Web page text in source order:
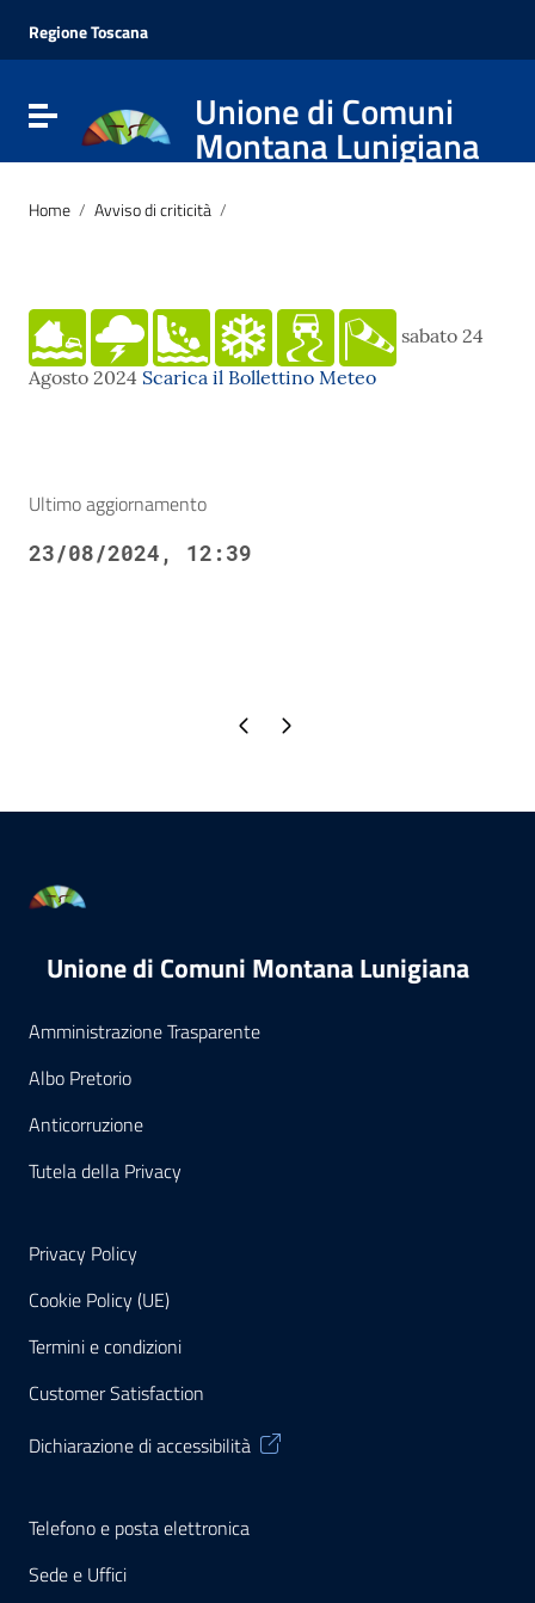
Vai al menu di navigazione
Vai al footer
Regione Toscana
Attiva / disattiva la navigazioneUnione di Comuni
Montana Lunigiana
Home / Avviso di criticità /
sabato 24
Agosto 2024 Scarica il Bollettino Meteo
Ultimo aggiornamento
23/08/2024, 12:39
Pagina precedente
Pagina successiva
Unione di Comuni Montana Lunigiana
Amministrazione Trasparente
Albo Pretorio
Anticorruzione
Tutela della Privacy
Privacy Policy
Cookie Policy (UE)
Termini e condizioni
Customer Satisfaction
Dichiarazione di accessibilità
Telefono e posta elettronica
Sede e Uffici